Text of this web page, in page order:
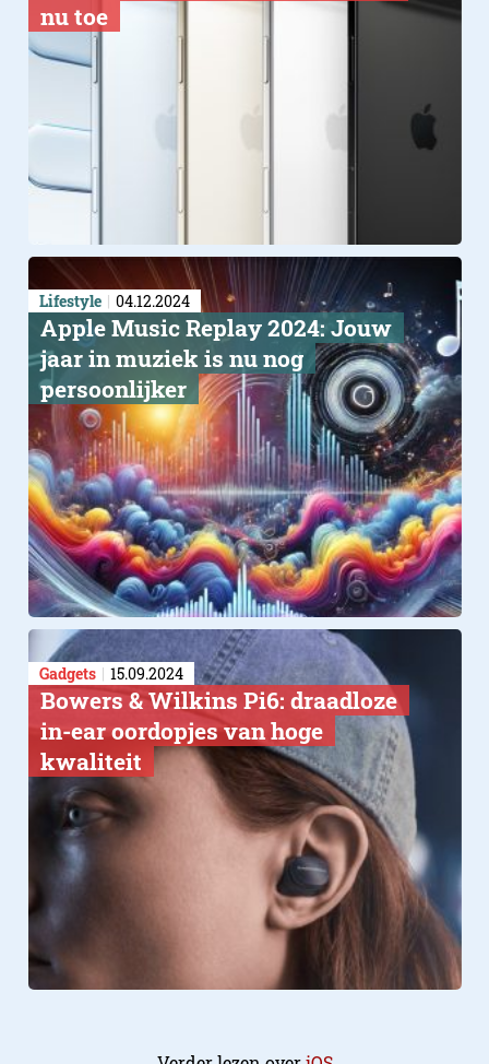
nu toe
Lifestyle 04.12.2024
Apple Music Replay 2024: Jouw
jaar in muziek is nu nog
persoonlijker
Gadgets 15.09.2024
Bowers & Wilkins Pi6: draadloze
in-ear oordopjes van hoge
kwaliteit